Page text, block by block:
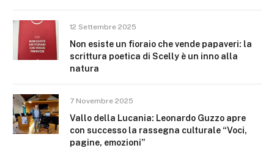
12 Settembre 2025
Non esiste un fioraio che vende papaveri: la
scrittura poetica di Scelly è un inno alla
natura
7 Novembre 2025
Vallo della Lucania: Leonardo Guzzo apre
con successo la rassegna culturale “Voci,
pagine, emozioni”